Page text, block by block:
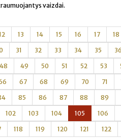
vaizdai.
13 14 15 16 17 18
31 32 33 34 35 36
48 49 50 51 52 53
67 68 69 70 71
85 86 87 88 89
102 103 104 105 106
118 119 120 121 122